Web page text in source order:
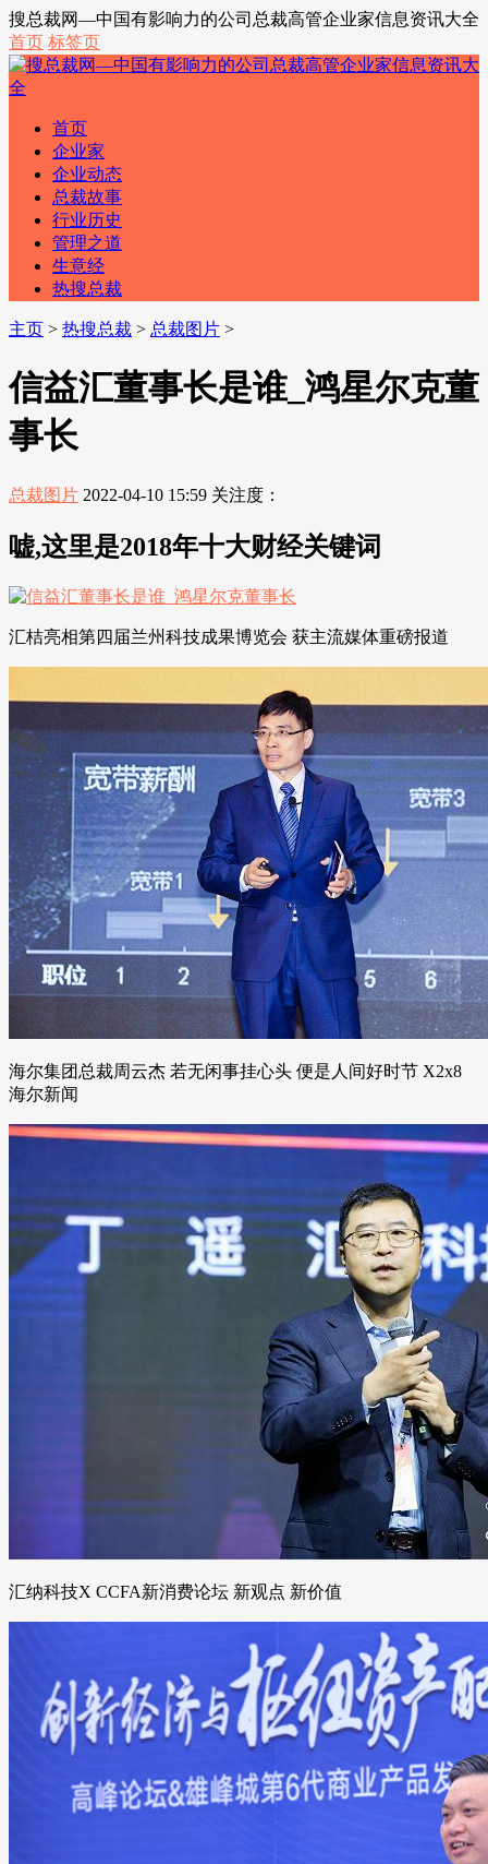
搜总裁网—中国有影响力的公司总裁高管企业家信息资讯大全
首页 标签页
首页
企业家
企业动态
总裁故事
行业历史
管理之道
生意经
热搜总裁
主页 > 热搜总裁 > 总裁图片 >
信益汇董事长是谁_鸿星尔克董
事长
总裁图片 2022-04-10 15:59 关注度：
嘘,这里是2018年十大财经关键词
汇桔亮相第四届兰州科技成果博览会 获主流媒体重磅报道
海尔集团总裁周云杰 若无闲事挂心头 便是人间好时节 X2x8
海尔新闻
汇纳科技X CCFA新消费论坛 新观点 新价值